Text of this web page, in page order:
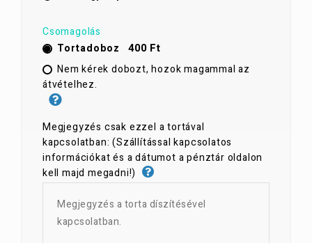
Csomagolás
Tortadoboz
400 Ft
Nem kérek dobozt, hozok magammal az
átvételhez.
Megjegyzés csak ezzel a tortával
kapcsolatban: (Szállítással kapcsolatos
információkat és a dátumot a pénztár oldalon
kell majd megadni!)